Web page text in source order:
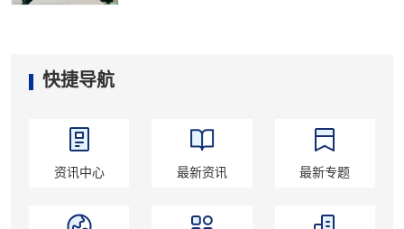
快捷导航
资讯中心 最新资讯 最新专题